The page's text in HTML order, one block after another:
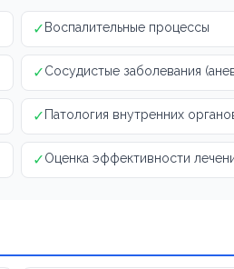
✓ Воспалительные процессы
✓Сосудистые заболевания
✓ Патология внутренних
✓Оценка эффективности